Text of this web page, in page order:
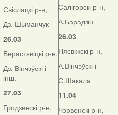
Свіслацкі р-н,
Дз. Шыманчук
26.03
Бераставіцкі р-н,
Дз. Вінчэўскі і
інш.
27.03
Гродзенскі р-н,
Салігорскі р-н,
А.Барадзін
26.03
Нясвіжскі р-н,
А.Вінчэўскі і
С.Шакала
11.04
Чэрвенскі р-н,